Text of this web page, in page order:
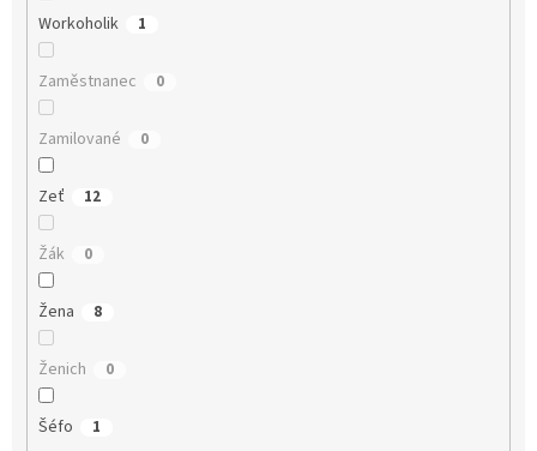
Workoholik 1
Zaměstnanec 0
Zamilované 0
Zeť 12
Žák 0
Žena 8
Ženich 0
Šéfo 1